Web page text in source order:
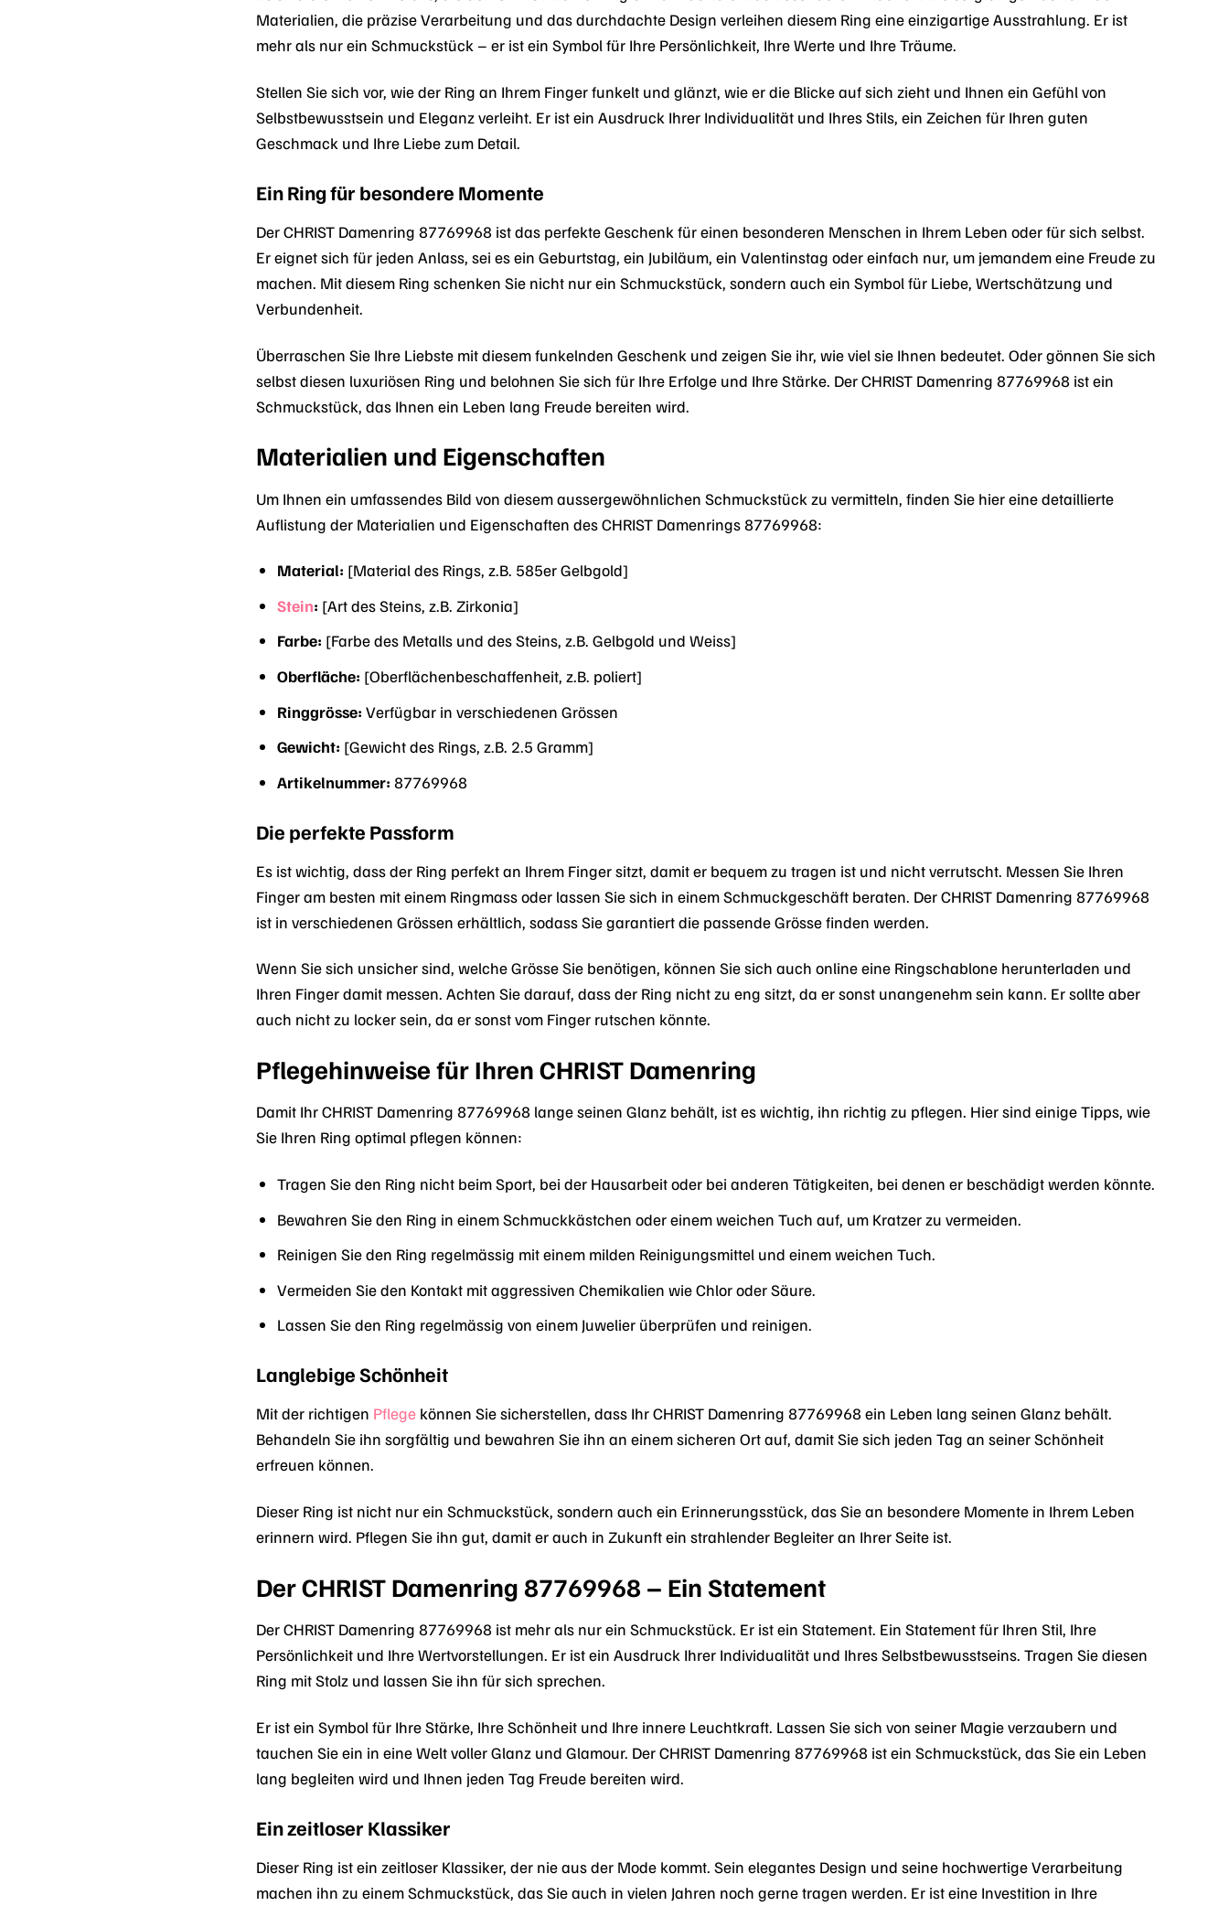
Materialien, die präzise Verarbeitung und das durchdachte Design verleihen diesem Ring eine einzigartige Ausstrahlung. Er ist
mehr als nur ein Schmuckstück – er ist ein Symbol für Ihre Persönlichkeit, Ihre Werte und Ihre Träume.
Stellen Sie sich vor, wie der Ring an Ihrem Finger funkelt und glänzt, wie er die Blicke auf sich zieht und Ihnen ein Gefühl von
Selbstbewusstsein und Eleganz verleiht. Er ist ein Ausdruck Ihrer Individualität und Ihres Stils, ein Zeichen für Ihren guten
Geschmack und Ihre Liebe zum Detail.
Ein Ring für besondere Momente
Der CHRIST Damenring 87769968 ist das perfekte Geschenk für einen besonderen Menschen in Ihrem Leben oder für sich selbst.
Er eignet sich für jeden Anlass, sei es ein Geburtstag, ein Jubiläum, ein Valentinstag oder einfach nur, um jemandem eine Freude zu
machen. Mit diesem Ring schenken Sie nicht nur ein Schmuckstück, sondern auch ein Symbol für Liebe, Wertschätzung und
Verbundenheit.
Überraschen Sie Ihre Liebste mit diesem funkelnden Geschenk und zeigen Sie ihr, wie viel sie Ihnen bedeutet. Oder gönnen Sie sich
selbst diesen luxuriösen Ring und belohnen Sie sich für Ihre Erfolge und Ihre Stärke. Der CHRIST Damenring 87769968 ist ein
Schmuckstück, das Ihnen ein Leben lang Freude bereiten wird.
Materialien und Eigenschaften
Um Ihnen ein umfassendes Bild von diesem aussergewöhnlichen Schmuckstück zu vermitteln, finden Sie hier eine detaillierte
Auflistung der Materialien und Eigenschaften des CHRIST Damenrings 87769968:
Material: [Material des Rings, z.B. 585er Gelbgold]
Stein: [Art des Steins, z.B. Zirkonia]
Farbe: [Farbe des Metalls und des Steins, z.B. Gelbgold und Weiss]
Oberfläche: [Oberflächenbeschaffenheit, z.B. poliert]
Ringgrösse: Verfügbar in verschiedenen Grössen
Gewicht: [Gewicht des Rings, z.B. 2.5 Gramm]
Artikelnummer: 87769968
Die perfekte Passform
Es ist wichtig, dass der Ring perfekt an Ihrem Finger sitzt, damit er bequem zu tragen ist und nicht verrutscht. Messen Sie Ihren
Finger am besten mit einem Ringmass oder lassen Sie sich in einem Schmuckgeschäft beraten. Der CHRIST Damenring 87769968
ist in verschiedenen Grössen erhältlich, sodass Sie garantiert die passende Grösse finden werden.
Wenn Sie sich unsicher sind, welche Grösse Sie benötigen, können Sie sich auch online eine Ringschablone herunterladen und
Ihren Finger damit messen. Achten Sie darauf, dass der Ring nicht zu eng sitzt, da er sonst unangenehm sein kann. Er sollte aber
auch nicht zu locker sein, da er sonst vom Finger rutschen könnte.
Pflegehinweise für Ihren CHRIST Damenring
Damit Ihr CHRIST Damenring 87769968 lange seinen Glanz behält, ist es wichtig, ihn richtig zu pflegen. Hier sind einige Tipps, wie
Sie Ihren Ring optimal pflegen können:
Tragen Sie den Ring nicht beim Sport, bei der Hausarbeit oder bei anderen Tätigkeiten, bei denen er beschädigt werden könnte.
Bewahren Sie den Ring in einem Schmuckkästchen oder einem weichen Tuch auf, um Kratzer zu vermeiden.
Reinigen Sie den Ring regelmässig mit einem milden Reinigungsmittel und einem weichen Tuch.
Vermeiden Sie den Kontakt mit aggressiven Chemikalien wie Chlor oder Säure.
Lassen Sie den Ring regelmässig von einem Juwelier überprüfen und reinigen.
Langlebige Schönheit
Mit der richtigen Pflege können Sie sicherstellen, dass Ihr CHRIST Damenring 87769968 ein Leben lang seinen Glanz behält.
Behandeln Sie ihn sorgfältig und bewahren Sie ihn an einem sicheren Ort auf, damit Sie sich jeden Tag an seiner Schönheit
erfreuen können.
Dieser Ring ist nicht nur ein Schmuckstück, sondern auch ein Erinnerungsstück, das Sie an besondere Momente in Ihrem Leben
erinnern wird. Pflegen Sie ihn gut, damit er auch in Zukunft ein strahlender Begleiter an Ihrer Seite ist.
Der CHRIST Damenring 87769968 – Ein Statement
Der CHRIST Damenring 87769968 ist mehr als nur ein Schmuckstück. Er ist ein Statement. Ein Statement für Ihren Stil, Ihre
Persönlichkeit und Ihre Wertvorstellungen. Er ist ein Ausdruck Ihrer Individualität und Ihres Selbstbewusstseins. Tragen Sie diesen
Ring mit Stolz und lassen Sie ihn für sich sprechen.
Er ist ein Symbol für Ihre Stärke, Ihre Schönheit und Ihre innere Leuchtkraft. Lassen Sie sich von seiner Magie verzaubern und
tauchen Sie ein in eine Welt voller Glanz und Glamour. Der CHRIST Damenring 87769968 ist ein Schmuckstück, das Sie ein Leben
lang begleiten wird und Ihnen jeden Tag Freude bereiten wird.
Ein zeitloser Klassiker
Dieser Ring ist ein zeitloser Klassiker, der nie aus der Mode kommt. Sein elegantes Design und seine hochwertige Verarbeitung
machen ihn zu einem Schmuckstück, das Sie auch in vielen Jahren noch gerne tragen werden. Er ist eine Investition in Ihre